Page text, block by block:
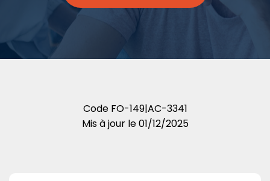
Code FO-149|AC-3341
Mis à jour le01/12/2025